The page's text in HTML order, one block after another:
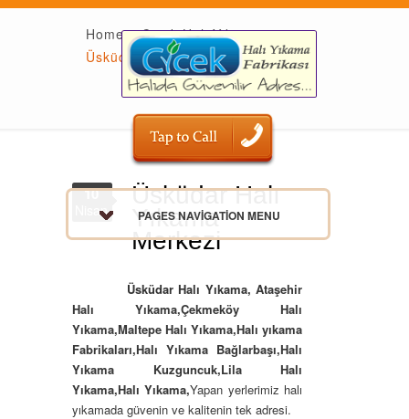
PAGES NAVIGATION MENU
Home»Çiçek Halı Yıkama»
Üsküdar Halı Yıkama Merkezi
Üsküdar Halı
Yıkama
Merkezi
10
Nisan
Üsküdar Halı Yıkama, Ataşehir
Halı Yıkama,Çekmeköy Halı
Yıkama,Maltepe Halı Yıkama,Halı yıkama
Fabrikaları,Halı Yıkama Bağlarbaşı,Halı
Yıkama Kuzguncuk,Lila Halı
Yıkama,Halı Yıkama,Yapan yerlerimiz halı
yıkamada güvenin ve kalitenin tek adresi.